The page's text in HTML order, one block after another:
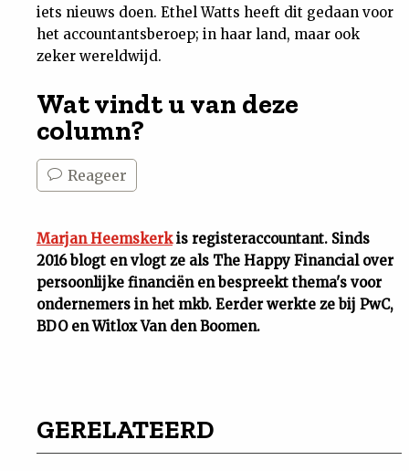
iets nieuws doen. Ethel Watts heeft dit gedaan voor
het accountantsberoep; in haar land, maar ook
zeker wereldwijd.
Wat vindt u van deze
column?
Reageer
Marjan Heemskerkis registeraccountant. Sinds
2016 blogt en vlogt ze als The Happy Financial over
persoonlijke financiën en bespreekt thema's voor
ondernemers in het mkb. Eerder werkte ze bij PwC,
BDO en Witlox Van den Boomen.
GERELATEERD